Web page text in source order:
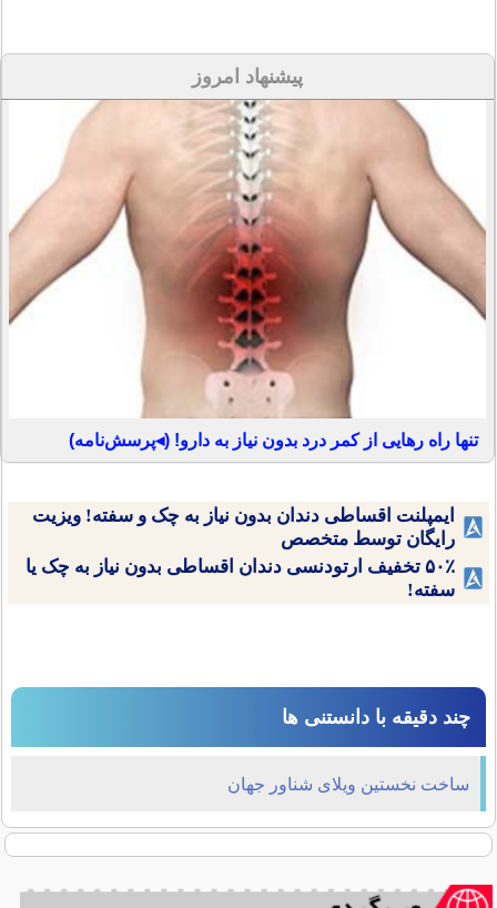
پیشنهاد امروز
تنها راه رهایی از کمر درد بدون نیاز به دارو! (◂پرسش‌نامه)
ایمپلنت اقساطی دندان بدون نیاز به چک و سفته! ویزیت
رایگان توسط متخصص
۵۰٪ تخفیف ارتودنسی دندان اقساطی بدون نیاز به چک یا
سفته!
چند دقیقه با دانستنی ها
ساخت نخستین ویلای شناور جهان ‌